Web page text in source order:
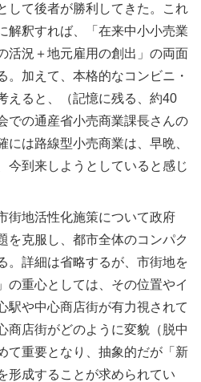
して後者が勝利してきた。これ
解釈すれば、「在来中小小売業
活況＋地元雇用の創出」の両面
。加えて、本格的なコンビニ・
えると、（記憶に残る、約40
での通産省小売商業課長さんの
は路線型小売商業は、早晩、
今到来しようとしていると感じ
街地活性化施策について政府
を克服し、都市全体のコンパク
。詳細は省略するが、市街地を
の重心としては、その位置やイ
駅や中心商店街が有力視されて
商店街がどのように変貌（脱中
て重要となり、抽象的だが「新
形成することが求められてい